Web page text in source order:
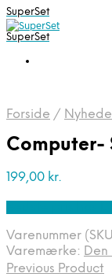
SuperSet
SuperSet
Forside /
Computer-
199,00 kr.
Varenummer
Varemærke: Den
Previous Product